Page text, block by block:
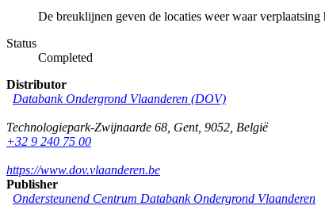
De breuklijnen geven de locaties weer waar
Status
Completed
Distributor
Databank Ondergrond Vlaanderen (DOV)
Technologiepark-Zwijnaarde 68 Gent, 9052 België
+32 9 240 75 00
https://www.dov.vlaanderen.be
Publisher
Ondersteunend Centrum Databank Ondergrond Vlaanderen